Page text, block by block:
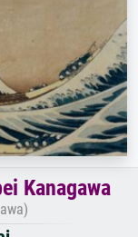
Kanagawa